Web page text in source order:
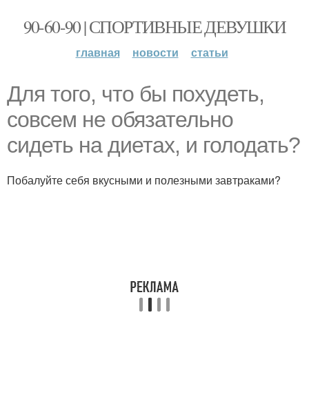
90-60-90 | СПОРТИВНЫЕ ДЕВУШКИ
главная новости статьи
Для того, что бы похудеть,
совсем не обязательно
сидеть на диетах, и голодать?
Побалуйте себя вкусными и полезными завтраками?